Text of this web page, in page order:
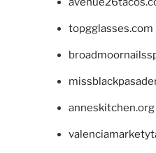
topgglasses.com
anneskitchen.org